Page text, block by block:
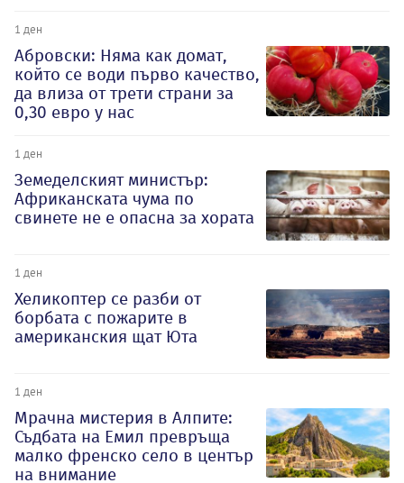
1 ден
Абровски: Няма как домат,
който се води първо качество,
да влиза от трети страни за
0,30 евро у нас
1 ден
Земеделският министър:
Африканската чума по
свинете не е опасна за хората
1 ден
Хеликоптер се разби от
борбата с пожарите в
американския щат Юта
1 ден
Мрачна мистерия в Алпите:
Съдбата на Емил превръща
малко френско село в център
на внимание